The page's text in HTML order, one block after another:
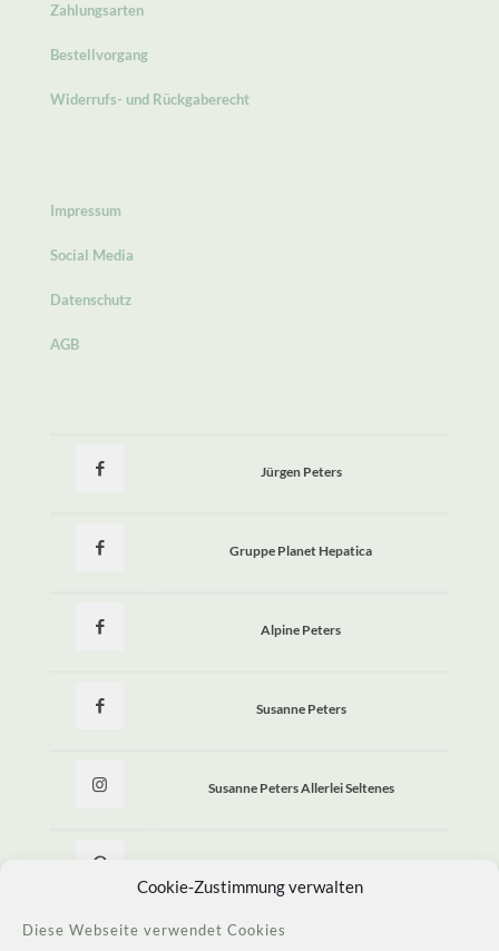
Cookie-Zustimmung verwalten
Diese Webseite verwendet Cookies
Zahlungsarten
Bestellvorgang
Widerrufs- und Rückgaberecht
Impressum
Social Media
Datenschutz
AGB
Jürgen Peters
Gruppe Planet Hepatica
Alpine Peters
Susanne Peters
Susanne Peters Allerlei Seltenes